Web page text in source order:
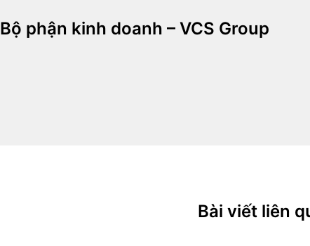
Bộ phận kinh doanh – VCS Group
Bài viết liên